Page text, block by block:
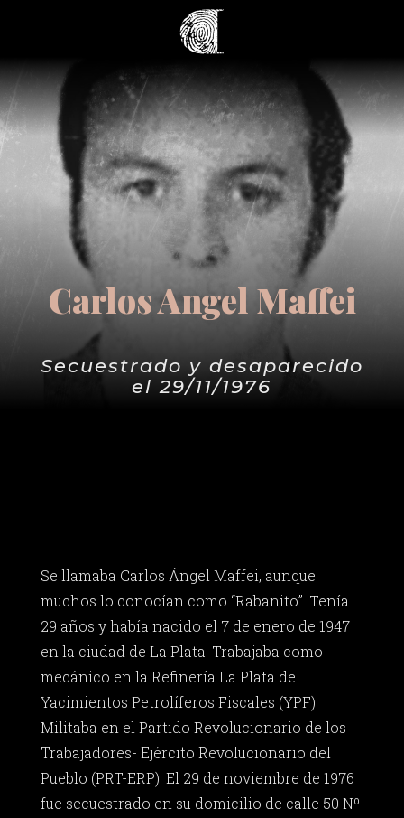
Carlos Angel Maffei
Secuestrado y desaparecido
el 29/11/1976
Se llamaba Carlos Ángel Maffei, aunque
muchos lo conocían como “Rabanito”. Tenía
29 años y había nacido el 7 de enero de 1947
en la ciudad de La Plata. Trabajaba como
mecánico en la Refinería La Plata de
Yacimientos Petrolíferos Fiscales (YPF).
Militaba en el Partido Revolucionario de los
Trabajadores- Ejército Revolucionario del
Pueblo (PRT-ERP). El 29 de noviembre de 1976
fue secuestrado en su domicilio de calle 50 Nº